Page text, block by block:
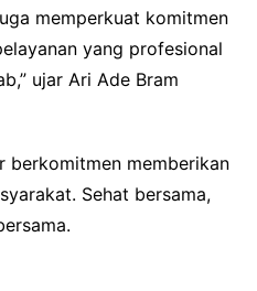
memperkuat komitmen
yang profesional
ujar Ari Ade Bram
berkomitmen memberikan
Sehat bersama,